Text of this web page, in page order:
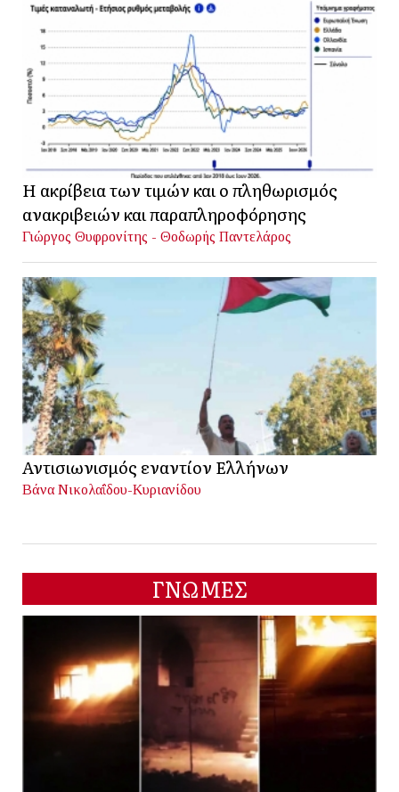
Η ακρίβεια των τιμών και ο πληθωρισμός
ανακριβειών και παραπληροφόρησης
Γιώργος Θυφρονίτης - Θοδωρής Παντελάρος
Αντισιωνισμός εναντίον Ελλήνων
Βάνα Νικολαΐδου-Κυριανίδου
ΓΝΩΜΕΣ